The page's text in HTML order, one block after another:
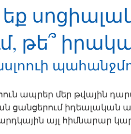
թե՞
ապրեր մեր թվային
ցանցերում իդեալական
այլ հիմնարար